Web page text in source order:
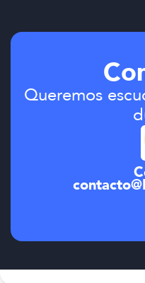
Queremos